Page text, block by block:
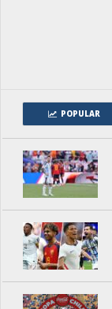
POPULAR